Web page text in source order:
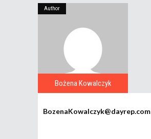
Author
Bożena Kowalczyk
BozenaKowalczyk@dayrep.com